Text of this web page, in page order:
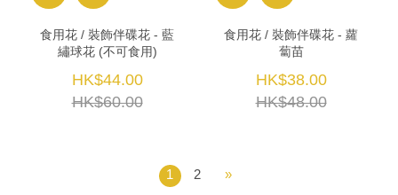
食用花 / 裝飾伴碟花 - 藍
繡球花 (不可食用)
HK$44.00
HK$60.00
食用花 / 裝飾伴碟花 - 蘿
蔔苗
HK$38.00
HK$48.00
1 2 »